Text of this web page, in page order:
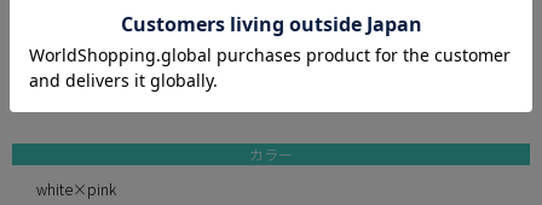
備考 ウエストフリルは後ろで結ぶタイプですのでフリーサイズとなって
カラー
white×pink